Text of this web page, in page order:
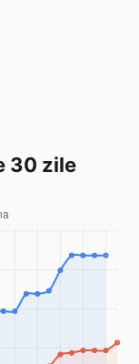
30 zile